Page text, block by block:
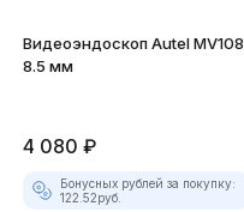
Видеоэндоскоп Autel MV108
8.5 мм
4 080 ₽
Бонусных рублей за покупку:
122.52руб.